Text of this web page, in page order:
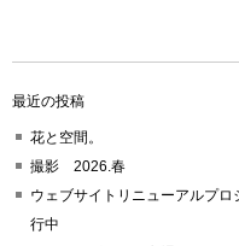
最近の投稿
花と空間。
撮影 2026.春
ウェブサイトリニューアルプロ
行中